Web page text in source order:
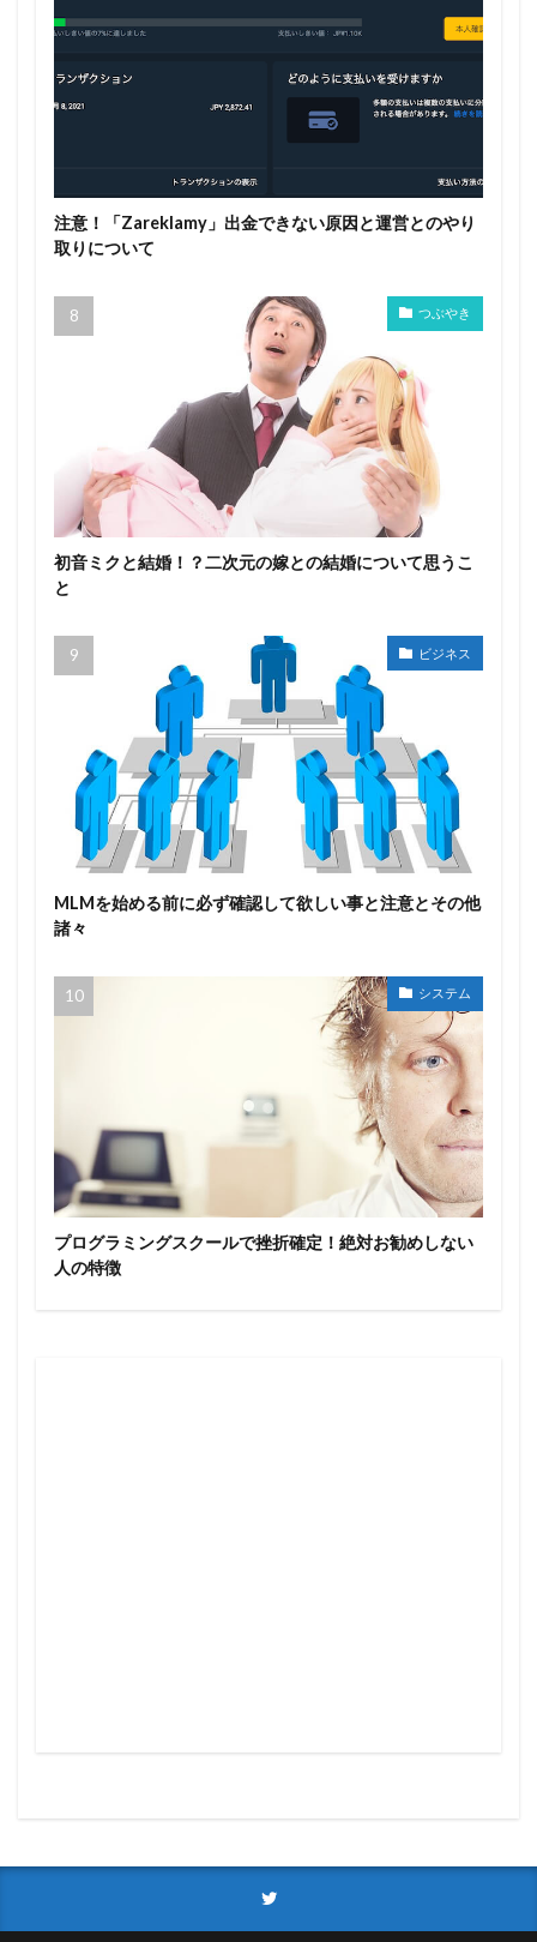
注意！「Zareklamy」出金できない原因と運営とのやり
取りについて
つぶやき
初音ミクと結婚！？二次元の嫁との結婚について思うこ
と
ビジネス
MLMを始める前に必ず確認して欲しい事と注意とその他
諸々
システム
プログラミングスクールで挫折確定！絶対お勧めしない
人の特徴